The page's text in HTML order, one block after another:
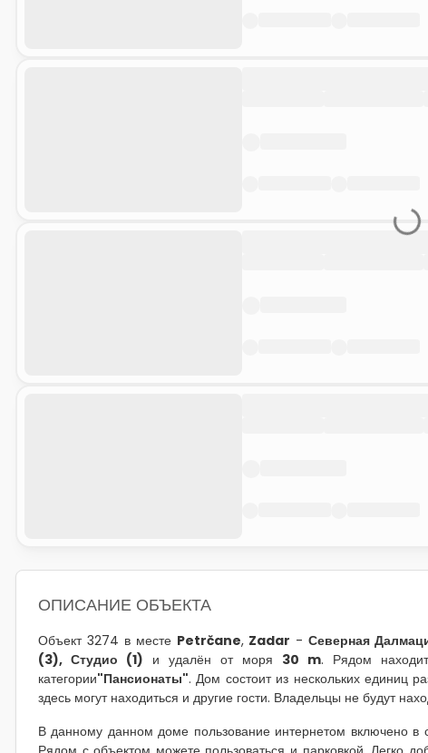
ОПИСАНИЕ ОБЪЕКТА
Объект 3274 в месте Petrčane, Zadar -Северная
(3), Студио (1) и удалён от моря 30 m. Рядом
категории"Пансионаты". Дом состоит из нескольких единиц
здесь могут находиться и другие гости. Владельцы не будут
В данному данном доме пользование интернетом включено